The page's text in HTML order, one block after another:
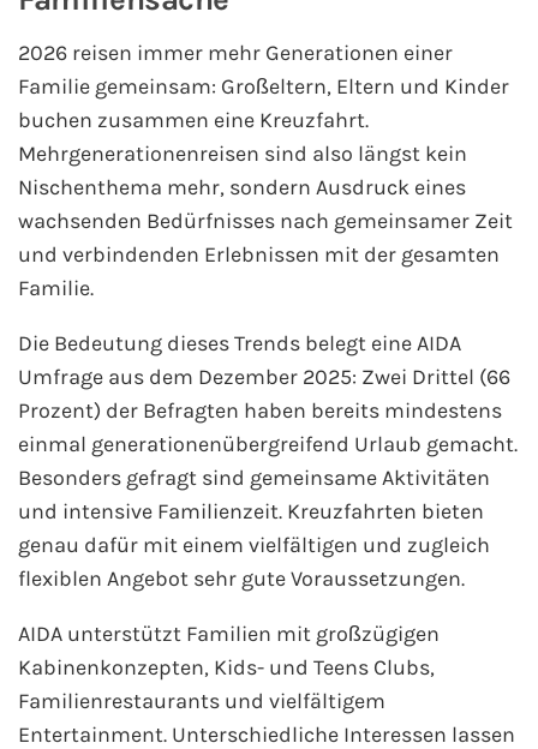
Phoenix Reisen
Hapag-Lloyd Cruises
Cunard Line
Norwegian Cruise Line
Royal Caribbean International
PLANTOURS Kreuzfahrten
Alle Reedereien
Flusskreuzfahrten
VIVA Cruises Flusskreuzfahrten
nicko cruises Flusskreuzfahrten
2026 reisen immer mehr Generationen einer
Familie gemeinsam: Großeltern, Eltern und Kinder
buchen zusammen eine Kreuzfahrt.
Mehrgenerationenreisen sind also längst kein
Nischenthema mehr, sondern Ausdruck eines
wachsenden Bedürfnisses nach gemeinsamer Zeit
und verbindenden Erlebnissen mit der gesamten
Familie.
Die Bedeutung dieses Trends belegt eine AIDA
Umfrage aus dem Dezember 2025: Zwei Drittel (66
Prozent) der Befragten haben bereits mindestens
einmal generationenübergreifend Urlaub gemacht.
Besonders gefragt sind gemeinsame Aktivitäten
und intensive Familienzeit. Kreuzfahrten bieten
genau dafür mit einem vielfältigen und zugleich
flexiblen Angebot sehr gute Voraussetzungen.
AIDA unterstützt Familien mit großzügigen
Kabinenkonzepten, Kids- und Teens Clubs,
Familienrestaurants und vielfältigem
Entertainment. Unterschiedliche Interessen lassen